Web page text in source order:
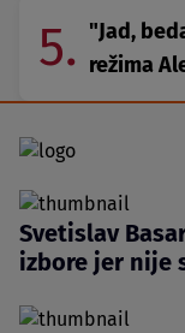
5. "Jad,
režima
Svetislav
izbore jer nije